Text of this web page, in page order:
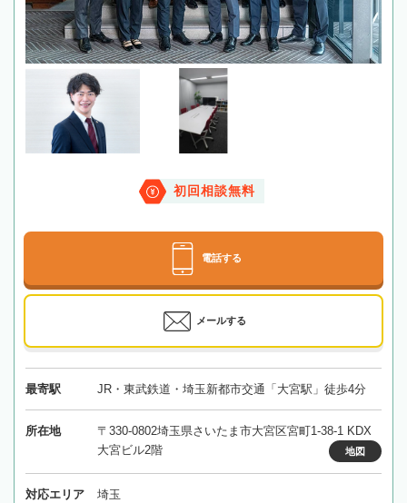
初回相談無料
電話する
メールする
最寄駅 JR・東武鉄道・埼玉新都市交通「大宮駅」徒歩4分
所在地
〒330-0802埼玉県さいたま市大宮区宮町1-38-1 KDX
大宮ビル2階
地図
対応エリア 埼玉